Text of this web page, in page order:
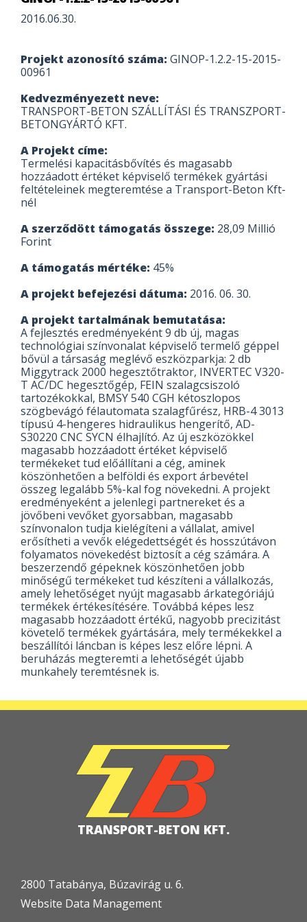
2016.06.30.
Projekt azonosító száma: GINOP-1.2.2-15-2015-
00961
Kedvezményezett neve:
TRANSPORT-BETON SZÁLLÍTÁSI ÉS TRANSZPORT-
BETONGYÁRTÓ KFT.
A Projekt címe:
Termelési kapacitásbővítés és magasabb
hozzáadott értéket képviselő termékek gyártási
feltételeinek megteremtése a Transport-Beton Kft-
nél
A szerződött támogatás összege: 28,09 Millió
Forint
A támogatás mértéke: 45%
A projekt befejezési dátuma: 2016. 06. 30.
A projekt tartalmának bemutatása:
A fejlesztés eredményeként 9 db új, magas
technológiai színvonalat képviselő termelő géppel
bővül a társaság meglévő eszközparkja: 2 db
Miggytrack 2000 hegesztőtraktor, INVERTEC V320-
T AC/DC hegesztőgép, FEIN szalagcsiszoló
tartozékokkal, BMSY 540 CGH kétoszlopos
szögbevágó félautomata szalagfűrész, HRB-4 3013
típusú 4-hengeres hidraulikus hengerítő, AD-
S30220 CNC SYCN élhajlító. Az új eszközökkel
magasabb hozzáadott értéket képviselő
termékeket tud előállítani a cég, aminek
köszönhetően a belföldi és export árbevétel
összeg legalább 5%-kal fog növekedni. A projekt
eredményeként a jelenlegi partnereket és a
jövőbeni vevőket gyorsabban, magasabb
színvonalon tudja kielégíteni a vállalat, amivel
erősítheti a vevők elégedettségét és hosszútávon
folyamatos növekedést biztosít a cég számára. A
beszerzendő gépeknek köszönhetően jobb
minőségű termékeket tud készíteni a vállalkozás,
amely lehetőséget nyújt magasabb árkategóriájú
termékek értékesítésére. Továbbá képes lesz
magasabb hozzáadott értékű, nagyobb precizitást
követelő termékek gyártására, mely termékekkel a
beszállítói láncban is képes lesz előre lépni. A
beruházás megteremti a lehetőségét újabb
munkahely teremtésnek is.
TRANSPORT-BETON KFT.
2800 Tatabánya, Búzavirág u. 6.
Website Data Management